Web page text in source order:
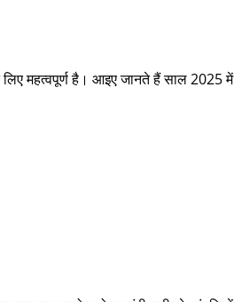
महत्वपूर्ण है। आइए जानते हैं साल 2025 में